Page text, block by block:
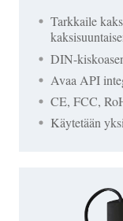
Tarkkaile
DIN-
Avaa API
CE, FCC,
Käytetään